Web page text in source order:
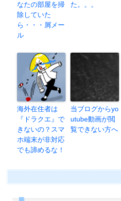
なたの部屋を掃
除していた
ら・・・屑メー
ル
た。。。
海外在住者は
『ドラクエ』で
きないの？スマ
ホ端末が非対応
でも諦めるな！
当ブログからyo
utube動画が閲
覧できない方へ